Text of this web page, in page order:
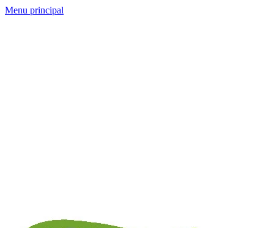
Menu principal